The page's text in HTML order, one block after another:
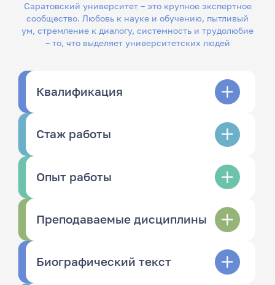
Саратовский университет – это крупное экспертное
сообщество. Любовь к науке и обучению, пытливый
ум, стремление к диалогу, системность и трудолюбие
– то, что выделяет университетских людей
Квалификация
Стаж работы
Опыт работы
Преподаваемые дисциплины
Биографический текст